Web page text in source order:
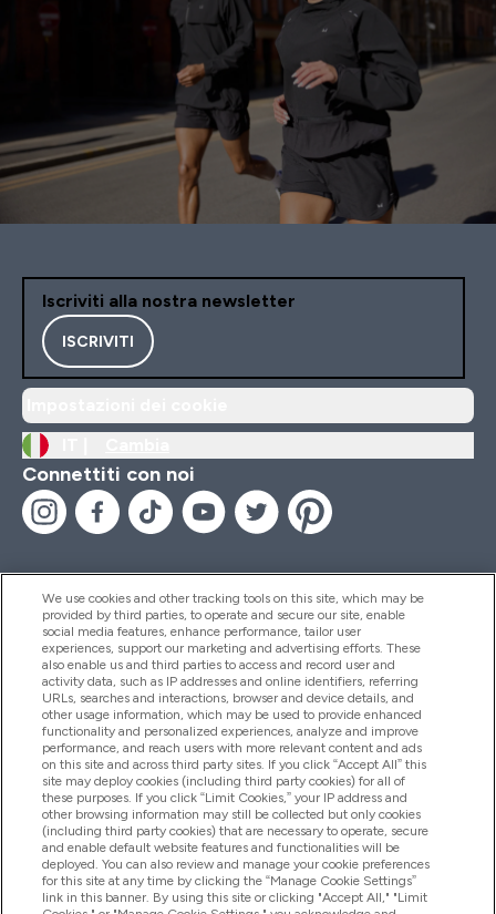
Iscriviti alla nostra newsletter
ISCRIVITI
Connettiti con noi
Aiuto & Informazioni
Prodotti
Chi Siamo
Fedeltà & Premi
We use cookies and other tracking tools on this site, which may be
provided by third parties, to operate and secure our site, enable
social media features, enhance performance, tailor user
experiences, support our marketing and advertising efforts. These
also enable us and third parties to access and record user and
activity data, such as IP addresses and online identifiers, referring
URLs, searches and interactions, browser and device details, and
other usage information, which may be used to provide enhanced
functionality and personalized experiences, analyze and improve
performance, and reach users with more relevant content and ads
on this site and across third party sites. If you click “Accept All” this
site may deploy cookies (including third party cookies) for all of
these purposes. If you click “Limit Cookies,” your IP address and
other browsing information may still be collected but only cookies
(including third party cookies) that are necessary to operate, secure
and enable default website features and functionalities will be
deployed. You can also review and manage your cookie preferences
for this site at any time by clicking the “Manage Cookie Settings”
link in this banner. By using this site or clicking "Accept All," "Limit